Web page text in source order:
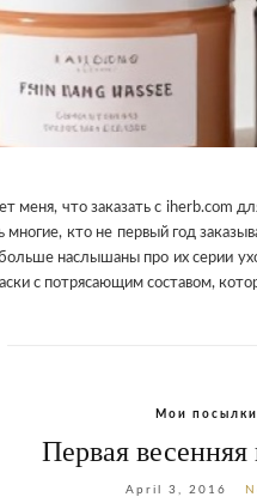
меня, что заказать с iherb.com
кто не первый год
наслышаны про их серии
с потрясающим составом,
Мои
Первая
April 3, 2016